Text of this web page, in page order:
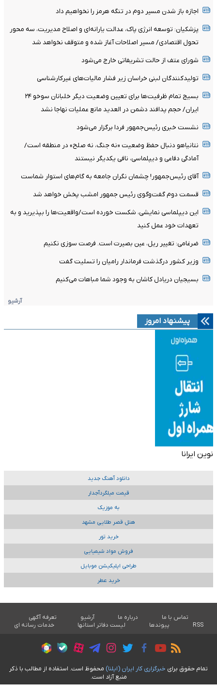
اجازه باز شدن مسیر دوم در تنگه هرمز را نخواهیم داد
پزشکیان: توسعه انرژی پاک، عدالت یارانه‌ای و اصلاح مدیریت، سه محور
تحول اقتصادی/ مسیر اصلاحات آغاز شده و متوقف نخواهد شد
شورای عتف از حالت تشریفاتی خارج می‌شود
تولیدکنندگان لبنی خراسان زیر فشار مالیات‌های غیرکارشناسی
بسیج تمام ظرفیت‌ها برای تعیین وضعیت دیگر خلبانان سوخو ۲۴
ایران/ حجم پدافند دشمن در العدید مانع عملیات نهاجا نشد
نشست خبری رئیس‌جمهور فردا برگزار می‌شود
نتانیاهو دنبال حفظ وضعیت «نه جنگ، نه صلح» در منطقه است/
آمادگی دفاعی و دیپلماسی، نافی یکدیگر نیستند
آقای رئیس‌جمهور! چشمان نگران جامعه به گام‌های استوار شماست
قسمت دوم گفت‌وگوی رئیس جمهور امشب پخش خواهد شد
این دیپلماسی نمایشی، شکست خورده است/واقعیت‌ها را بپذیرید و به
تعهدات خود عمل کنید
ضرغامی: تغییر ریل، عین بصیرت است. فرصت سوزی نکنیم
وزیر کشور درگذشت فرماندار رامیان را تسلیت گفت
بسیجیان‌ دریادل‌ کاشان به‌ وجود شما مباهات می‌کنیم
آرشیو
پیشنهاد امروز
نوین ایرانا
دانلود آهنگ جدید
قیمت میلگردآجدار
به موزیک
هتل قصر طلایی مشهد
خرید تور
فروش مواد شیمیایی
طراحی اپلیکیشن موبایل
خرید عطر
تماس با ما درباره ما آرشیو
تعرفه آگهی
RSS
پیوندها لیست دفاتر استانها خدمات رسانه ای
تمام حقوق برای خبرگزاری کار ايران (ايلنا) محفوظ است. استفاده از مطالب با ذکر
منبع آزاد است.